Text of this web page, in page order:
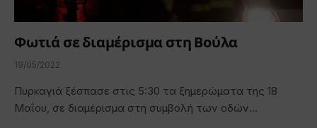
Φωτιά σε διαμέρισμα στη Βούλα
19/05/2022
Πυρκαγιά ξέσπασε στις 5:30 τα ξημερώματα της 18
Μαΐου, σε διαμέρισμα στη συμβολή των οδών…